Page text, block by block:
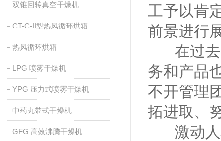
双锥回转真空干燥机
CT-C-II型热风循环烘箱
热风循环烘箱
LPG 喷雾干燥机
YPG 压力式喷雾干燥机
中药丸带式干燥机
GFG 高效沸腾干燥机
工予以肯
前景进行
在过去
务和产品
不开管理
拓进取、
激动人